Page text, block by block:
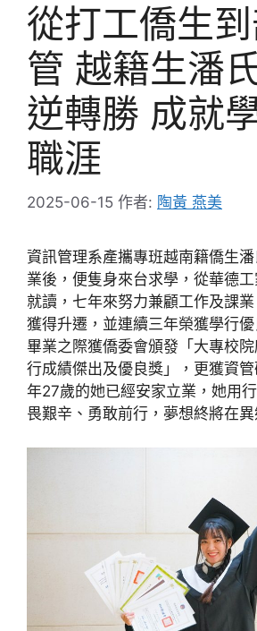
從打工僑生
管 越籍生潘
逆轉勝 成就
職涯
2025-06-15 作者: 陶黃 燕美
資訊管理系產攜專班越南籍僑生
業後，便隻身來台求學，從華德
就讀，七年來努力兼顧工作及課
獲得升遷，並連續三年榮獲學行優
畢業之際獲僑委會頒發「大專校
行成績傑出及優良獎」，更獲資
年27歲的她已經安家立業，她用
畏艱辛、勇敢前行，夢想終將在異